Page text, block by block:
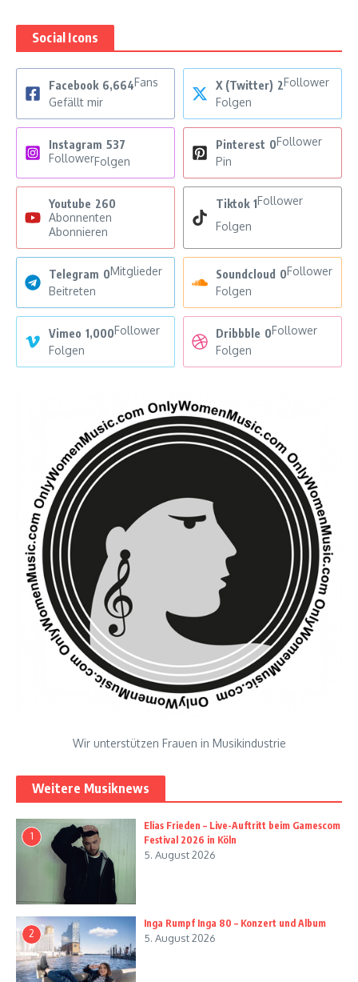
Social Icons
Facebook 6,664Fans
Gefällt mir
X (Twitter) 2Follower
Folgen
Instagram 537
FollowerFolgen
Pinterest 0Follower
Pin
Youtube 260
Abonnenten
Abonnieren
Tiktok 1Follower
Folgen
Telegram 0Mitglieder
Beitreten
Soundcloud 0Follower
Folgen
Vimeo 1,000Follower
Folgen
Dribbble 0Follower
Folgen
Wir unterstützen Frauen in Musikindustrie
Weitere Musiknews
1
Elias Frieden – Live-Auftritt beim Gamescom
Festival 2026 in Köln
5. August 2026
2
Inga Rumpf Inga 80 – Konzert und Album
5. August 2026